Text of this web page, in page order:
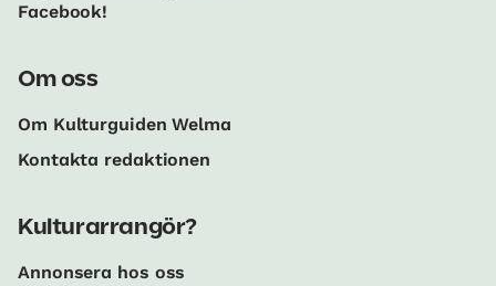
Facebook!
Om oss
Om Kulturguiden Welma
Kontakta redaktionen
Kulturarrangör?
Annonsera hos oss